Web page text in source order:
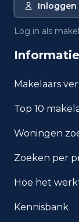
Inloggen
Log in als
Informatie
Makelaars
Top 10
Woningen
Zoeken per
Hoe het
Kennisbank